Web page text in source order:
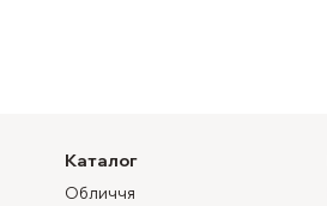
Каталог
Обличчя